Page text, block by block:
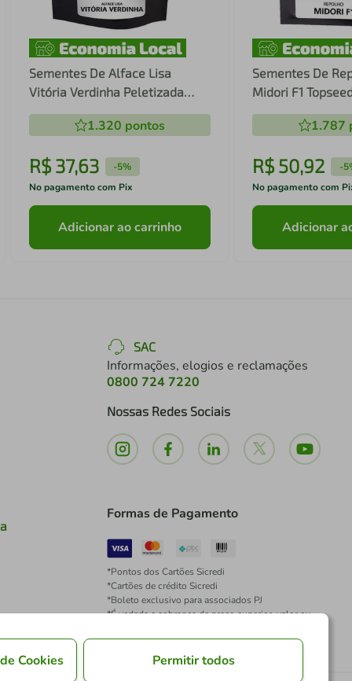
Sementes De Alface Lisa
Vitória Verdinha Peletizada
Topseed Premium - 2mx
1.320 pontos
R$ 37,63 -5%
No pagamento com Pix
Adicionar ao carrinho
Sementes De
Midori F1
10g
1.787
R$50,92 -
No pagamento com
Adicionar
SAC
Informações, elogios e reclamações
0800 724 7220
Nossas Redes Sociais
Formas de Pagamento
*Pontos dos Cartões Sicredi
*Cartões de crédito Sicredi
*Boleto exclusivo para associados PJ
*É vedada a cobrança de preço superior, valor ou
Pix à vista.
Cookies Permitir todos